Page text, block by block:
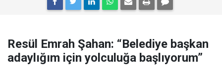
Resül Emrah Şahan: “Belediye başkan
adaylığım için yolculuğa başlıyorum”